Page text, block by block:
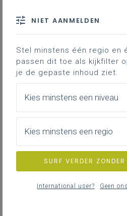
Lascontroles uitvoeren
Link met de normen
Werken volgens EN 1090-1
Extra info
Downloads
Duiding bij
III-LaCo-a LPD 1: De
kwaliteitsbewust.
III-LaCo-a LPD 24: De
II-Hoe-a LPD 12: De
NIET AANMELDEN
Stel minstens één regio en
passen dit toe als kijkfilter
je de gepaste inhoud ziet.
Kies minstens een niveau
Kies minstens een regio
SURF VERDER ZONDER
International user? Geen